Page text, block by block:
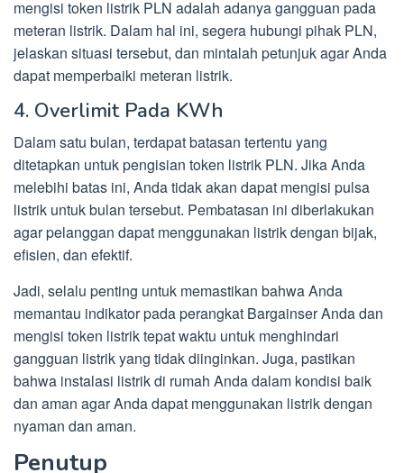
mengisi token listrik PLN adalah adanya gangguan pada
meteran listrik. Dalam hal ini, segera hubungi pihak PLN,
jelaskan situasi tersebut, dan mintalah petunjuk agar Anda
dapat memperbaiki meteran listrik.
4. Overlimit Pada KWh
Dalam satu bulan, terdapat batasan tertentu yang
ditetapkan untuk pengisian token listrik PLN. Jika Anda
melebihi batas ini, Anda tidak akan dapat mengisi pulsa
listrik untuk bulan tersebut. Pembatasan ini diberlakukan
agar pelanggan dapat menggunakan listrik dengan bijak,
efisien, dan efektif.
Jadi, selalu penting untuk memastikan bahwa Anda
memantau indikator pada perangkat Bargainser Anda dan
mengisi token listrik tepat waktu untuk menghindari
gangguan listrik yang tidak diinginkan. Juga, pastikan
bahwa instalasi listrik di rumah Anda dalam kondisi baik
dan aman agar Anda dapat menggunakan listrik dengan
nyaman dan aman.
Penutup